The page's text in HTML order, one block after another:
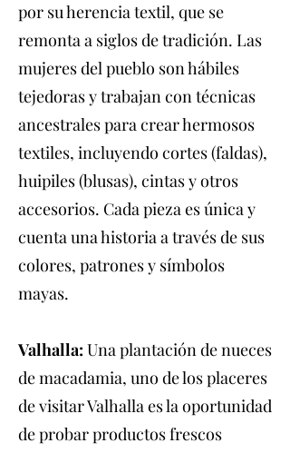
por su herencia textil, que se
remonta a siglos de tradición. Las
mujeres del pueblo son hábiles
tejedoras y trabajan con técnicas
ancestrales para crear hermosos
textiles, incluyendo cortes (faldas),
huipiles (blusas), cintas y otros
accesorios. Cada pieza es única y
cuenta una historia a través de sus
colores, patrones y símbolos
mayas.
Valhalla: Una plantación de nueces
de macadamia, uno de los placeres
de visitar Valhalla es la oportunidad
de probar productos frescos